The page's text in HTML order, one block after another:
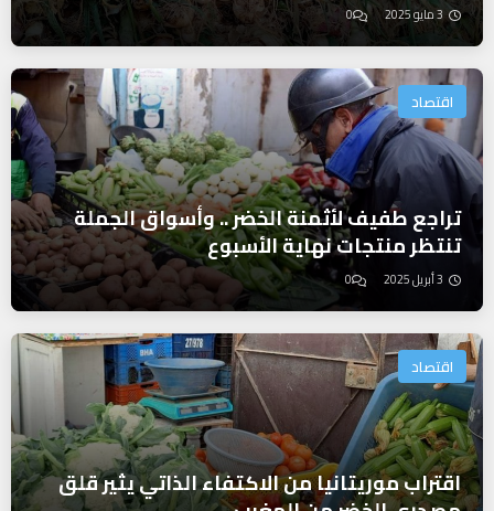
3 مايو 2025 0
اقتصاد
تراجع طفيف لأثمنة الخضر .. وأسواق الجملة
تنتظر منتجات نهاية الأسبوع
3 أبريل 2025 0
اقتصاد
اقتراب موريتانيا من الاكتفاء الذاتي يثير قلق